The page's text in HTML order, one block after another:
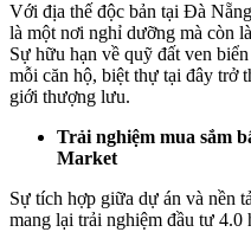
Với địa thế độc bản tại Đà
là một nơi nghỉ dưỡng mà còn
Sự hữu hạn về quỹ đất ven
mỗi căn hộ, biệt thự tại đây trở
giới thượng lưu.
Trải nghiệm mua sắm
Market
Sự tích hợp giữa dự án và nền
mang lại trải nghiệm đầu tư 4.0